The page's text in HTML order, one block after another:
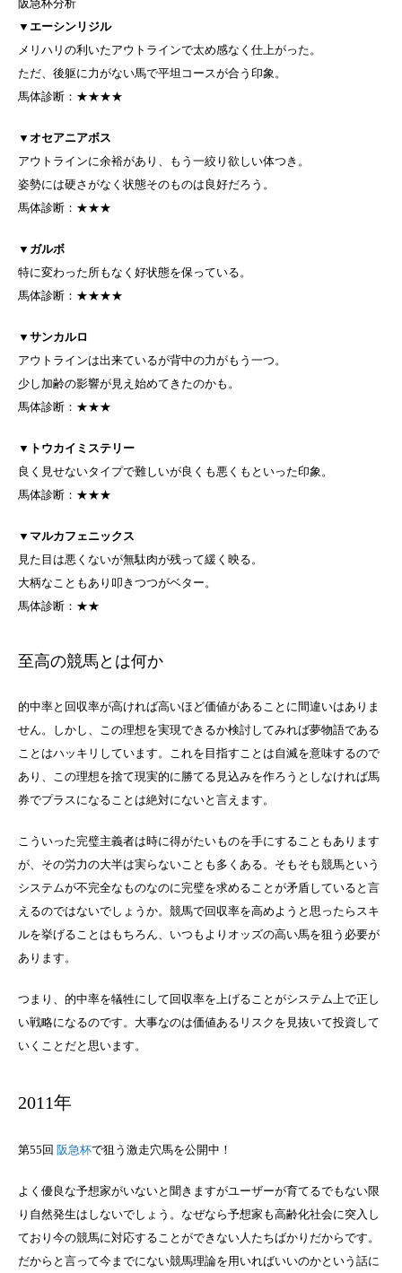
阪急杯分析
▼ エーシンリジル
メリハリの利いたアウトラインで太め感なく仕上がった。
ただ、後躯に力がない馬で平坦コースが合う印象。
馬体診断：★★★★
▼ オセアニアボス
アウトラインに余裕があり、もう一絞り欲しい体つき。
姿勢には硬さがなく状態そのものは良好だろう。
馬体診断：★★★
▼ ガルボ
特に変わった所もなく好状態を保っている。
馬体診断：★★★★
▼ サンカルロ
アウトラインは出来ているが背中の力がもう一つ。
少し加齢の影響が見え始めてきたのかも。
馬体診断：★★★
▼ トウカイミステリー
良く見せないタイプで難しいが良くも悪くもといった印象。
馬体診断：★★★
▼ マルカフェニックス
見た目は悪くないが無駄肉が残って緩く映る。
大柄なこともあり叩きつつがベター。
馬体診断：★★
至高の競馬とは何か
的中率と回収率が高ければ高いほど価値があることに間違いはありま
せん。しかし、この理想を実現できるか検討してみれば夢物語である
ことはハッキリしています。これを目指すことは自滅を意味するので
あり、この理想を捨て現実的に勝てる見込みを作ろうとしなければ馬
券でプラスになることは絶対にないと言えます。
こういった完璧主義者は時に得がたいものを手にすることもあります
が、その労力の大半は実らないことも多くある。そもそも競馬という
システムが不完全なものなのに完璧を求めることが矛盾していると言
えるのではないでしょうか。競馬で回収率を高めようと思ったらスキ
ルを挙げることはもちろん、いつもよりオッズの高い馬を狙う必要が
あります。
つまり、的中率を犠牲にして回収率を上げることがシステム上で正し
い戦略になるのです。大事なのは価値あるリスクを見抜いて投資して
いくことだと思います。
2011年
第55回 阪急杯で狙う激走穴馬を公開中！
よく優良な予想家がいないと聞きますがユーザーが育てるでもない限
り自然発生はしないでしょう。なぜなら予想家も高齢化社会に突入し
ており今の競馬に対応することができない人たちばかりだからです。
だからと言って今までにない競馬理論を用いればいいのかという話に